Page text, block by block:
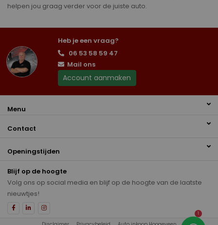
helpen jou graag verder voor de juiste auto.
Heb je een vraag?
06 53 58 59 47
Mail ons
Account aanmaken
Menu
Contact
Openingstijden
Blijf op de hoogte
Volg ons op social media en blijf op de hoogte van de laatste
nieuwtjes!
1